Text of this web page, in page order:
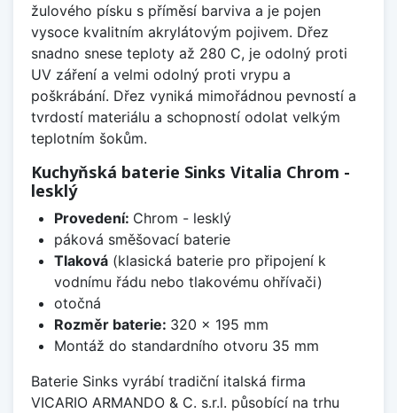
žulového písku s příměsí barviva a je pojen
vysoce kvalitním akrylátovým pojivem. Dřez
snadno snese teploty až 280 C, je odolný proti
UV záření a velmi odolný proti vrypu a
poškrábání. Dřez vyniká mimořádnou pevností a
tvrdostí materiálu a schopností odolat velkým
teplotním šokům.
Kuchyňská baterie Sinks Vitalia Chrom -
lesklý
Provedení: Chrom - lesklý
páková směšovací baterie
Tlaková(klasická baterie pro připojení k
vodnímu řádu nebo tlakovému ohřívači)
otočná
Rozměr baterie: 320 x 195 mm
Montáž do standardního otvoru 35 mm
Baterie Sinks vyrábí tradiční italská firma
VICARIO ARMANDO & C. s.r.l. působící na trhu